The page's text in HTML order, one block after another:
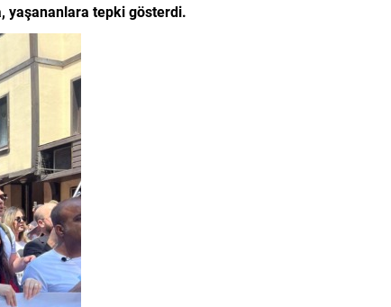
yaşananlara tepki gösterdi.